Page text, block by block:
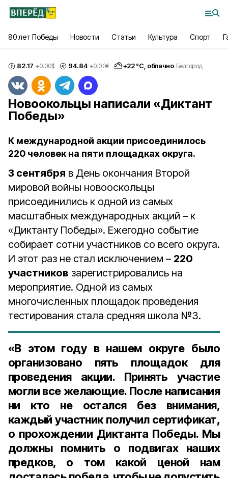
80 лет Победы Новости Статьи Культура Спорт
82.17 +0.00$ 94.84 +0.00€ +22°С, облачно Белгород
Новоокольцы написали «Диктант
Победы»
К международной акции присоединилось
220 человек на пяти площадках округа.
3 сентября в День окончания Второй
мировой войны новооскольцы
присоединились к одной из самых
масштабных международных акций – к
«Диктанту Победы». Ежегодно событие
собирает сотни участников со всего округа.
И этот раз не стал исключением – 220
участников зарегистрировались на
мероприятие. Одной из самых
многочисленных площадок проведения
тестирования стала средняя школа №3.
«В этом году в нашем округе было
организовано пять площадок для
проведения акции. Принять участие
могли все желающие. После написания
ни кто не остался без внимания,
каждый участник получил сертификат,
о прохождении Диктанта Победы. Мы
должны помнить о подвигах наших
предков, о том какой ценой нам